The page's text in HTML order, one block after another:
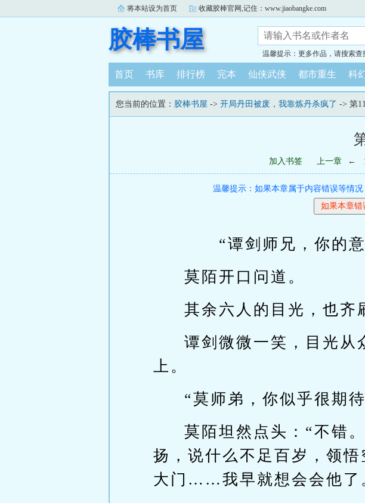
将本站设为首页 收藏胶棒官网,记住：www.jiaobangke.com
胶棒书屋
温馨提示：更多作品，请搜索查
首页 书库 排行榜 完本 仙侠武侠 都市重生 科
您当前的位置： 胶棒书屋 -> 开局丹田被废，我靠炼丹杀疯了 -> 第
加入书签 上一章 ←
温馨提示：如果本章属于内容错误等情
“谭剑师兄，你的意
莫陌开口问道。
其余六人的目光，也齐
谭剑微微一笑，目光从
上。
“莫师弟，你似乎很期
莫陌坦然点头：“不错
扬，说什么不足百岁，领
大门……我早就想会会他了